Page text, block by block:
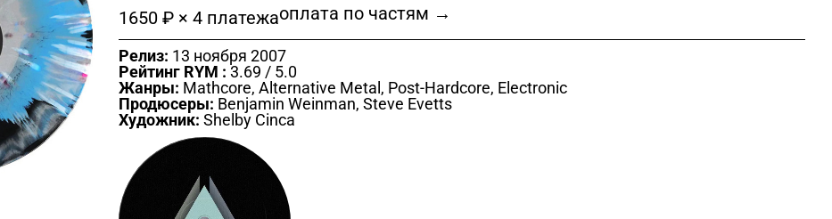
1650 ₽ × 4 платежаоплата по частям →
Релиз: 13 ноября 2007
Рейтинг RYM : 3.69 / 5.0
Жанры: Mathcore, Alternative Metal, Post-Hardcore, Electronic
Продюсеры: Benjamin Weinman, Steve Evetts
Художник: Shelby Cinca